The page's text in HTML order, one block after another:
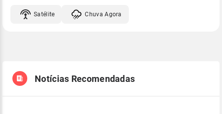
Satélite Chuva Agora
Notícias Recomendadas